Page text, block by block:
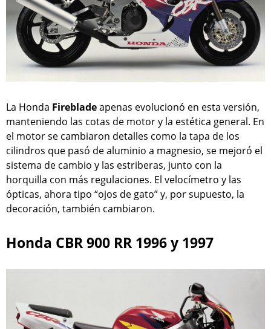
La Honda Firebladeapenas evolucionó en esta versión,
manteniendo las cotas de motor y la estética general. En
el motor se cambiaron detalles como la tapa de los
cilindros que pasó de aluminio a magnesio, se mejoró el
sistema de cambio y las estriberas, junto con la
horquilla con más regulaciones. El velocímetro y las
ópticas, ahora tipo “ojos de gato” y, por supuesto, la
decoración, también cambiaron.
Honda CBR 900 RR 1996 y 1997